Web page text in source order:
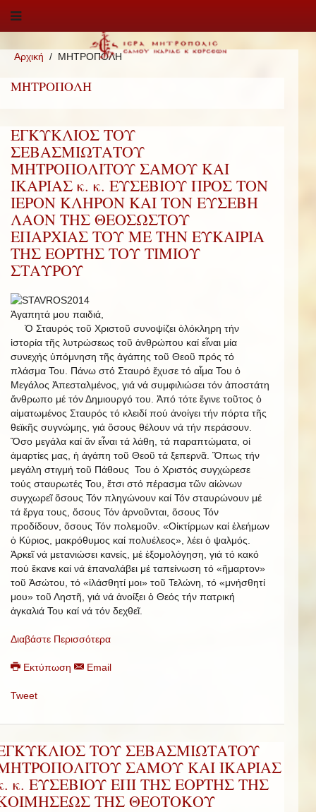
Αρχική ΜΗΤΡΟΠΟΛΗ
ΜΗΤΡΟΠΟΛΗ
ΕΓΚΥΚΛΙΟΣ ΤΟΥ
ΣΕΒΑΣΜΙΩΤΑΤΟΥ
ΜΗΤΡΟΠΟΛΙΤΟΥ ΣΑΜΟΥ ΚΑΙ
ΙΚΑΡΙΑΣ κ. κ. ΕΥΣΕΒΙΟΥ ΠΡΟΣ ΤΟΝ
ΙΕΡΟΝ ΚΛΗΡΟΝ ΚΑΙ ΤΟΝ ΕΥΣΕΒΗ
ΛΑΟΝ ΤΗΣ ΘΕΟΣΩΣΤΟΥ
ΕΠΑΡΧΙΑΣ ΤΟΥ ΜΕ ΤΗΝ ΕΥΚΑΙΡΙΑ
ΤΗΣ ΕΟΡΤΗΣ ΤΟΥ ΤΙΜΙΟΥ
ΣΤΑΥΡΟΥ
Ἀγαπητά μου παιδιά,
Ὁ Σταυρός τοῦ Χριστοῦ συνοψίζει ὁλόκληρη τήν
ἱστορία τῆς λυτρώσεως τοῦ ἀνθρώπου καί εἶναι μία
συνεχής ὑπόμνηση τῆς ἀγάπης τοῦ Θεοῦ πρός τό
πλάσμα Του. Πάνω στό Σταυρό ἔχυσε τό αἷμα Του ὁ
Μεγάλος Ἀπεσταλμένος, γιά νά συμφιλιώσει τόν ἀποστάτη
ἄνθρωπο μέ τόν Δημιουργό του. Ἀπό τότε ἔγινε τοῦτος ὁ
αἱματωμένος Σταυρός τό κλειδί πού ἀνοίγει τήν πόρτα τῆς
θεϊκῆς συγνώμης, γιά ὅσους θέλουν νά τήν περάσουν.
Ὅσο μεγάλα καί ἄν εἶναι τά λάθη, τά παραπτώματα, οἱ
ἁμαρτίες μας, ἡ ἀγάπη τοῦ Θεοῦ τά ξεπερνᾶ. Ὅπως τήν
μεγάλη στιγμή τοῦ Πάθους Του ὁ Χριστός συγχώρεσε
τούς σταυρωτές Του, ἔτσι στό πέρασμα τῶν αἰώνων
συγχωρεῖ ὅσους Τόν πληγώνουν καί Τόν σταυρώνουν μέ
τά ἔργα τους, ὅσους Τόν ἀρνοῦνται, ὅσους Τόν
προδίδουν, ὅσους Τόν πολεμοῦν. «Οἰκτίρμων καί ἐλεήμων
ὁ Κύριος, μακρόθυμος καί πολυέλεος», λέει ὁ ψαλμός.
Ἀρκεῖ νά μετανιώσει κανείς, μέ ἐξομολόγηση, γιά τό κακό
πού ἔκανε καί νά ἐπαναλάβει μέ ταπείνωση τό «ἥμαρτον»
τοῦ Ἀσώτου, τό «ἱλάσθητί μοι» τοῦ Τελώνη, τό «μνήσθητί
μου» τοῦ Ληστῆ, γιά νά ἀνοίξει ὁ Θεός τήν πατρική
ἀγκαλιά Του καί νά τόν δεχθεῖ.
Διαβάστε Περισσότερα
Εκτύπωση Email
Tweet
ΤΟΥ ΣΕΒΑΣΜΙΩΤΑΤΟΥ
ΣΑΜΟΥ ΚΑΙ ΙΚΑΡΙΑΣ
κ. ΕΥΣΕΒΙΟΥ ΕΠΙ ΤΗΣ ΕΟΡΤΗΣ ΤΗΣ
ΤΗΣ ΘΕΟΤΟΚΟΥ